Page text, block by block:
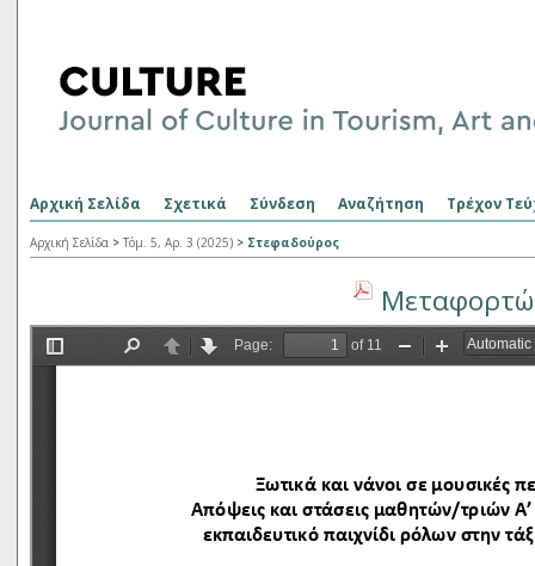
Αρχική Σελίδα Σχετικά Σύνδεση Αναζήτηση Τρέχον
Αρχική Σελίδα > Τόμ. 5, Αρ. 3 (2025) > Στεφαδούρος